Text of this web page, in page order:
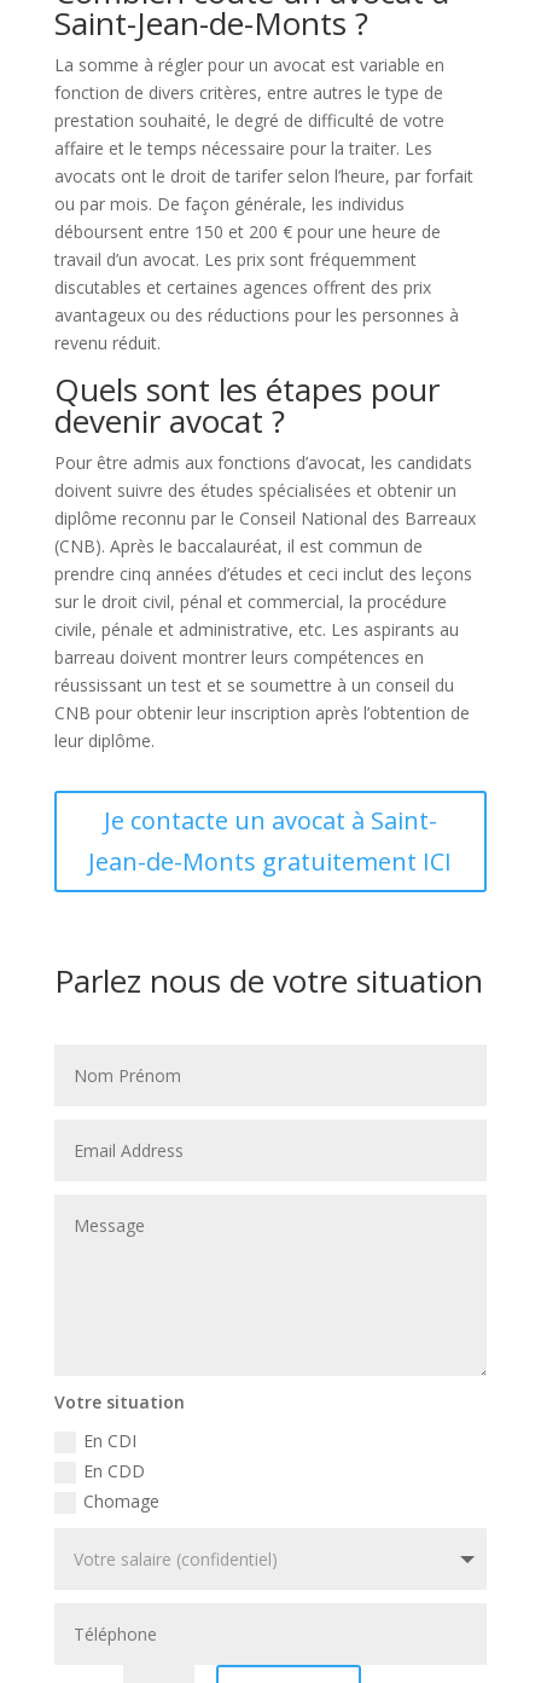
Saint-Jean-de-Monts ?
La somme à régler pour un avocat est variable en
fonction de divers critères, entre autres le type de
prestation souhaité, le degré de difficulté de votre
affaire et le temps nécessaire pour la traiter. Les
avocats ont le droit de tarifer selon l’heure, par forfait
ou par mois. De façon générale, les individus
déboursent entre 150 et 200 € pour une heure de
travail d’un avocat. Les prix sont fréquemment
discutables et certaines agences offrent des prix
avantageux ou des réductions pour les personnes à
revenu réduit.
Quels sont les étapes pour
devenir avocat ?
Pour être admis aux fonctions d’avocat, les candidats
doivent suivre des études spécialisées et obtenir un
diplôme reconnu par le Conseil National des Barreaux
(CNB). Après le baccalauréat, il est commun de
prendre cinq années d’études et ceci inclut des leçons
sur le droit civil, pénal et commercial, la procédure
civile, pénale et administrative, etc. Les aspirants au
barreau doivent montrer leurs compétences en
réussissant un test et se soumettre à un conseil du
CNB pour obtenir leur inscription après l’obtention de
leur diplôme.
Je contacte un avocat à Saint-
Jean-de-Monts gratuitement ICI
Parlez nous de votre situation
Votre situation
En CDI
En CDD
Chomage